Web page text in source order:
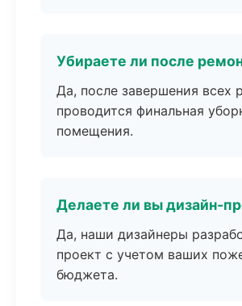
Убираете ли после
Да, после завершения всех
проводится финальная
помещения.
Делаете ли вы дизайн-
Да, наши дизайнеры
проект с учетом ваших
бюджета.